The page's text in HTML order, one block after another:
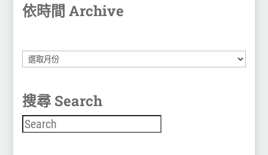
依時間 Archive
彙
整
搜尋 Search
搜尋